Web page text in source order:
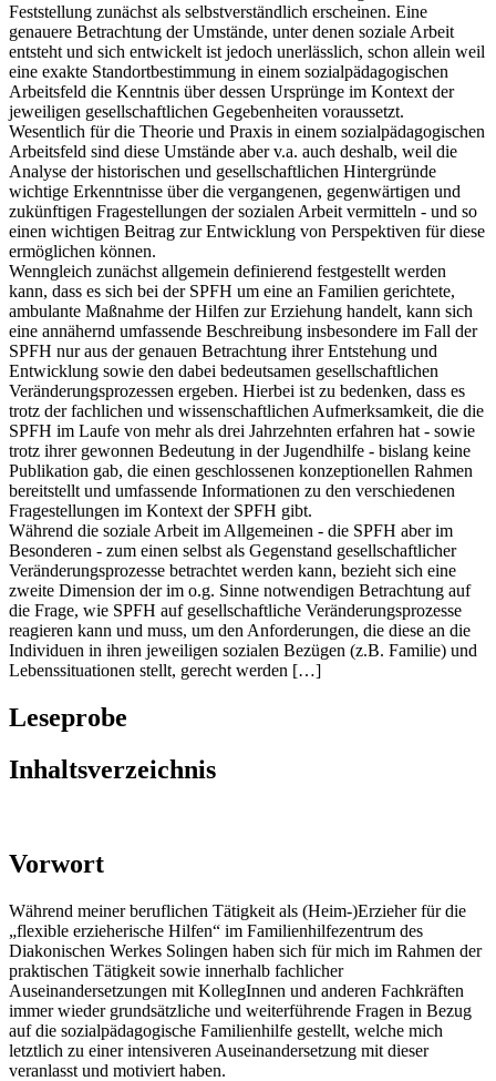
Da sich soziale Arbeit an die Individuen in einer Gesellschaft mit
deren charakterisierenden Merkmalen wendet, mag diese
Feststellung zunächst als selbstverständlich erscheinen. Eine
genauere Betrachtung der Umstände, unter denen soziale Arbeit
entsteht und sich entwickelt ist jedoch unerlässlich, schon allein weil
eine exakte Standortbestimmung in einem sozialpädagogischen
Arbeitsfeld die Kenntnis über dessen Ursprünge im Kontext der
jeweiligen gesellschaftlichen Gegebenheiten voraussetzt.
Wesentlich für die Theorie und Praxis in einem sozialpädagogischen
Arbeitsfeld sind diese Umstände aber v.a. auch deshalb, weil die
Analyse der historischen und gesellschaftlichen Hintergründe
wichtige Erkenntnisse über die vergangenen, gegenwärtigen und
zukünftigen Fragestellungen der sozialen Arbeit vermitteln - und so
einen wichtigen Beitrag zur Entwicklung von Perspektiven für diese
ermöglichen können.
Wenngleich zunächst allgemein definierend festgestellt werden
kann, dass es sich bei der SPFH um eine an Familien gerichtete,
ambulante Maßnahme der Hilfen zur Erziehung handelt, kann sich
eine annähernd umfassende Beschreibung insbesondere im Fall der
SPFH nur aus der genauen Betrachtung ihrer Entstehung und
Entwicklung sowie den dabei bedeutsamen gesellschaftlichen
Veränderungsprozessen ergeben. Hierbei ist zu bedenken, dass es
trotz der fachlichen und wissenschaftlichen Aufmerksamkeit, die die
SPFH im Laufe von mehr als drei Jahrzehnten erfahren hat - sowie
trotz ihrer gewonnen Bedeutung in der Jugendhilfe - bislang keine
Publikation gab, die einen geschlossenen konzeptionellen Rahmen
bereitstellt und umfassende Informationen zu den verschiedenen
Fragestellungen im Kontext der SPFH gibt.
Während die soziale Arbeit im Allgemeinen - die SPFH aber im
Besonderen - zum einen selbst als Gegenstand gesellschaftlicher
Veränderungsprozesse betrachtet werden kann, bezieht sich eine
zweite Dimension der im o.g. Sinne notwendigen Betrachtung auf
die Frage, wie SPFH auf gesellschaftliche Veränderungsprozesse
reagieren kann und muss, um den Anforderungen, die diese an die
Lebenssituationen stellt, gerecht werden […]
Leseprobe
Vorwort
Während meiner beruflichen Tätigkeit als (Heim-)Erzieher für die
„flexible erzieherische Hilfen“ im Familienhilfezentrum des
Diakoni­schen Werkes Solingen haben sich für mich im Rahmen der
praktischen Tätigkeit sowie innerhalb fachlicher
Auseinandersetzungen mit KollegIn­nen und anderen Fachkräften
immer wieder grundsätzliche und weiterführende Fragen in Bezug
auf die sozialpädagogische Familienhilfe gestellt, welche mich